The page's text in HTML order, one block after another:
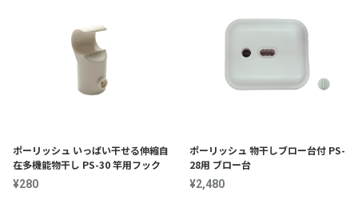
ポーリッシュ いっぱい干せる伸縮自
在多機能物干し PS-30 竿用フック
¥280
ポーリッシュ 物干しブロー台付 PS-
28用 ブロー台
¥2,480